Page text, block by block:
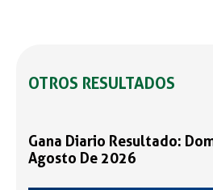
OTROS RESULTADOS
Gana Diario Resultado:
Agosto De 2026